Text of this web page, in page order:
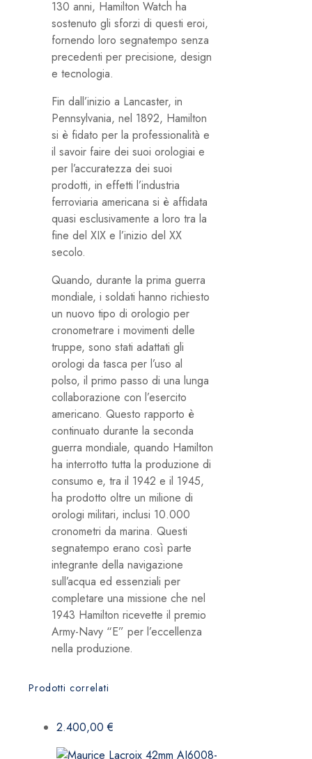
130 anni, Hamilton Watch ha
sostenuto gli sforzi di questi eroi,
fornendo loro segnatempo senza
precedenti per precisione, design
e tecnologia.
Fin dall’inizio a Lancaster, in
Pennsylvania, nel 1892, Hamilton
si è fidato per la professionalità e
il savoir faire dei suoi orologiai e
per l’accuratezza dei suoi
prodotti, in effetti l’industria
ferroviaria americana si è affidata
quasi esclusivamente a loro tra la
fine del XIX e l’inizio del XX
secolo.
Quando, durante la prima guerra
mondiale, i soldati hanno richiesto
un nuovo tipo di orologio per
cronometrare i movimenti delle
truppe, sono stati adattati gli
orologi da tasca per l’uso al
polso, il primo passo di una lunga
collaborazione con l’esercito
americano. Questo rapporto è
continuato durante la seconda
guerra mondiale, quando Hamilton
ha interrotto tutta la produzione di
consumo e, tra il 1942 e il 1945,
ha prodotto oltre un milione di
orologi militari, inclusi 10.000
cronometri da marina. Questi
segnatempo erano così parte
integrante della navigazione
sull’acqua ed essenziali per
completare una missione che nel
1943 Hamilton ricevette il premio
Army-Navy “E” per l’eccellenza
nella produzione.
Prodotti correlati
2.400,00€